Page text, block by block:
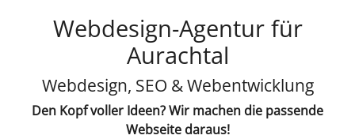
Webdesign-Agentur für
Aurachtal
Webdesign, SEO & Webentwicklung
Den Kopf voller Ideen? Wir machen die passende
Webseite daraus!